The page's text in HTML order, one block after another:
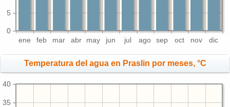
ene feb mar abr may jun jul ago sep oct nov dic
0
5
Temperatura del agua en Praslin por meses, °C
35
40